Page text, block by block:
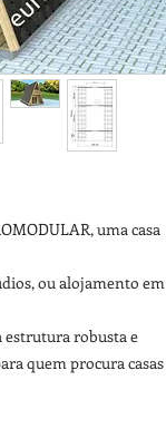
uma casa
ou alojamento em
estrutura robusta e
quem procura casas